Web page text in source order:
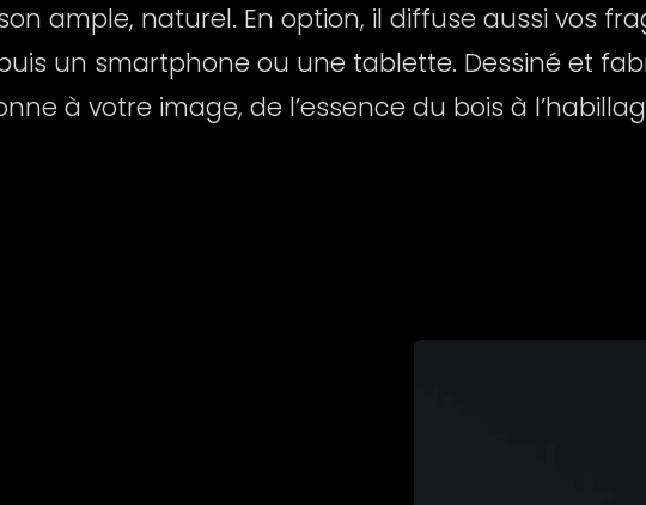
ample, naturel. En option, il diffuse aussi vos
un smartphone ou une tablette. Dessiné et
à votre image, de l’essence du bois à